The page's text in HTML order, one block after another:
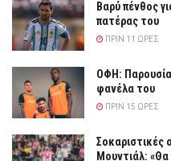
Βαρύ πένθος
πατέρας του
ΠΡΙΝ 11 ΏΡΕΣ
ΟΦΗ:
φανέλα του
ΠΡΙΝ 15 ΏΡΕΣ
Σοκαριστικές
Μουντιάλ: